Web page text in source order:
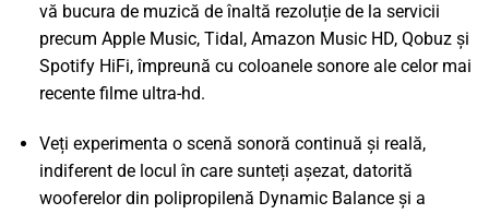
vă bucura de muzică de înaltă rezoluție de la servicii
precum Apple Music, Tidal, Amazon Music HD, Qobuz și
Spotify HiFi, împreună cu coloanele sonore ale celor mai
recente filme ultra-hd.
Veți experimenta o scenă sonoră continuă și reală,
indiferent de locul în care sunteți așezat, datorită
wooferelor din polipropilenă Dynamic Balance și a